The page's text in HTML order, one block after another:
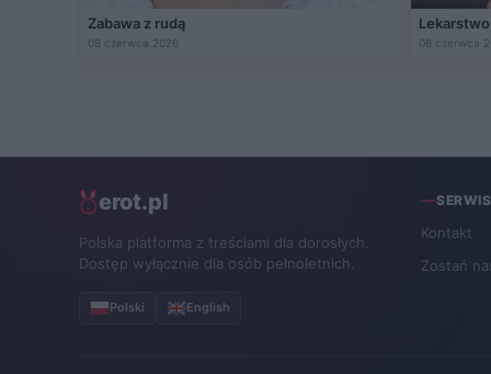
Zabawa z rudą
08 czerwca 2026 06 czerwca
erot.pl
Polska platforma z treściami dla dorosłych.
Dostęp wyłącznie dla osób pełnoletnich.
Polski English
SERWIS
Kontakt
Zostań